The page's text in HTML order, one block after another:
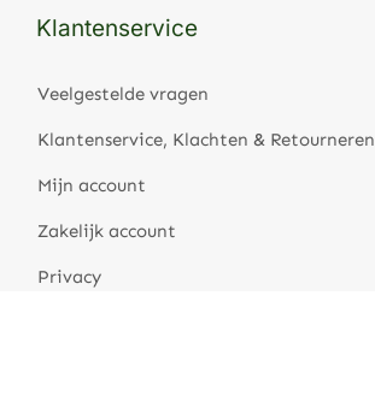
Klantenservice
Veelgestelde vragen
Klantenservice, Klachten & Retourneren
Mijn account
Zakelijk account
Privacy